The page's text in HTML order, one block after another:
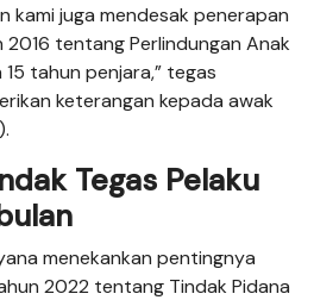
kami juga mendesak penerapan
2016 tentang Perlindungan Anak
tahun penjara,” tegas
keterangan kepada awak
Tegas Pelaku
menekankan pentingnya
2022 tentang Tindak Pidana